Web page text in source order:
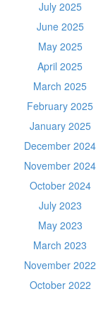
July 2025
June 2025
May 2025
April 2025
March 2025
February 2025
January 2025
December 2024
November 2024
October 2024
July 2023
May 2023
March 2023
November 2022
October 2022